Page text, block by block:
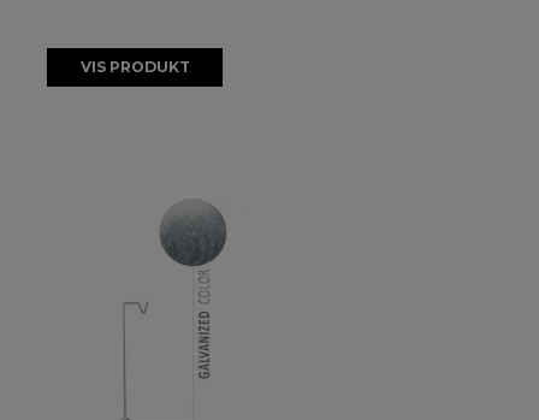
VIS PRODUKT